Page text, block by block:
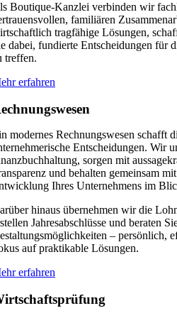
Boutique-Kanzlei verbinden wir
familiären
tragfähige Lösungen,
dabei, fundierte Entscheidungen für
treffen.
erfahren
modernes Rechnungswesen schafft
Entscheidungen. Wir
sorgen mit
und behalten gemeinsam
Ihres Unternehmens im
hinaus übernehmen wir die
Jahresabschlüsse und beraten
– persönlich,
auf praktikable Lösungen.
erfahren